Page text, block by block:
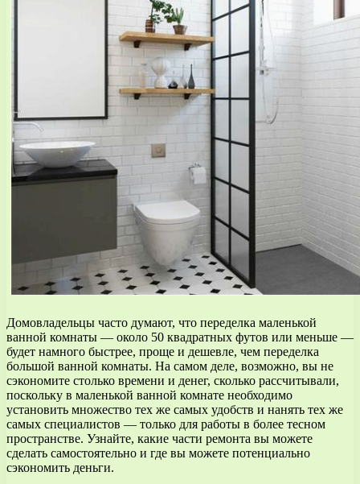
Домовладельцы часто думают, что переделка маленькой
ванной комнаты — около 50 квадратных футов или меньше —
будет намного быстрее, проще и дешевле, чем переделка
большой ванной комнаты. На самом деле, возможно, вы не
сэкономите столько времени и денег, сколько рассчитывали,
поскольку в маленькой ванной комнате необходимо
установить множество тех же самых удобств и нанять тех же
самых специалистов — только для работы в более тесном
пространстве. Узнайте, какие части ремонта вы можете
сделать самостоятельно и где вы можете потенциально
сэкономить деньги.